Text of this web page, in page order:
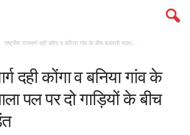
राष्ट्रीय राजमार्ग दही कोंगा व बनिया गांव के बीच बल्लारी नाला...
दही कोंगा व बनिया गांव के
पल पर दो गाड़ियों के बीच